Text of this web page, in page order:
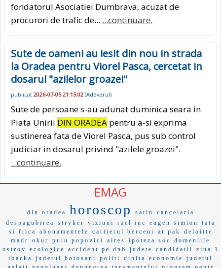
fondatorul Asociatiei Dumbrava, acuzat de
procurori de trafic de... ...continuare.
Sute de oameni au iesit din nou in strada
la Oradea pentru Viorel Pasca, cercetat in
dosarul "azilelor groazei"
publicat 2026-07-05 21:15:02 (Adevarul)
Sute de persoane s-au adunat duminica seara in
Piata Unirii DIN ORADEA pentru a-si exprima
sustinerea fata de Viorel Pasca, pus sub control
judiciar in dosarul privind "azilele groazei".
...continuare.
EMAG
din oradea horoscop satin
cancelaria
despagubirea
stryker viziuni rael inc eugen simion
tata
si fiica
abonamentele cartierul berceni at pak
deloitte
madr
okur puiu popovici aires ipoteza soc
domeniile
ostrov
ecologice accident pe dn6 judete candidatii
ziua 1
ibacka
judetul botosani politi dinita economie
judetul